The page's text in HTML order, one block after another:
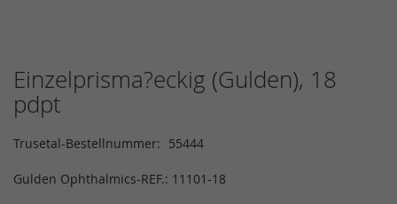
Zum
Anfang
der
springen
Einzelprisma?eckig (Gulden), 18
pdpt
Trusetal-Bestellnummer 55444
Gulden Ophthalmics-REF.: 11101-18